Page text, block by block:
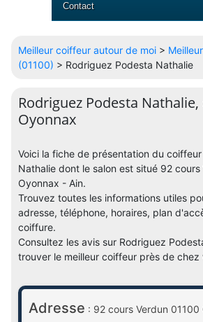
Contact
Meilleur coiffeur autour de moi >
(01100) > Rodriguez Podesta Nathalie
Rodriguez Podesta
Oyonnax
Voici la fiche de présentation du
Nathalie dont le salon est situé 92 cours
Oyonnax - Ain.
Trouvez toutes les informations utiles
adresse, téléphone, horaires, plan
coiffure.
Consultez les avis sur Rodriguez
trouver le meilleur coiffeur près de chez
Adresse : 92 cours Verdun 01100